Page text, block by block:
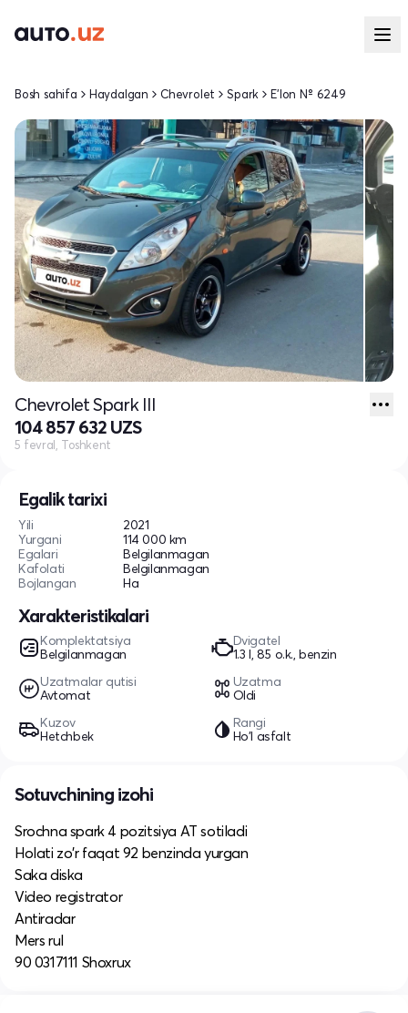
Egalik tarixi
Yili
2021
Yurgani
114 000 km
Egalari
Belgilanmagan
Kafolati
Belgilanmagan
Bojlangan
Ha
Xarakteristikalari
Komplektatsiya
Belgilanmagan
Dvigatel
1.3 l, 85 o.k., benzin
Uzatmalar qutisi
Avtomat
Uzatma
Oldi
Kuzov
Hetchbek
Rangi
Ho'l asfalt
Bosh sahifa Haydalgan Chevrolet Spark E'lon № 6249
Chevrolet Spark III
104 857 632 UZS
5 fevral, Toshkent
Sotuvchining izohi
Srochna spark 4 pozitsiya AT sotiladi
Holati zo'r faqat 92 benzinda yurgan
Saka diska
Video registrator
Antiradar
Mers rul
90 0317111 Shoxrux